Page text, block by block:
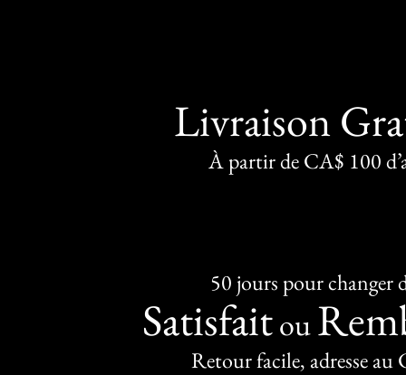
Livraison
À partir de CA$ 100
50 jours pour changer
Satisfaitou
Retour facile, adresse au